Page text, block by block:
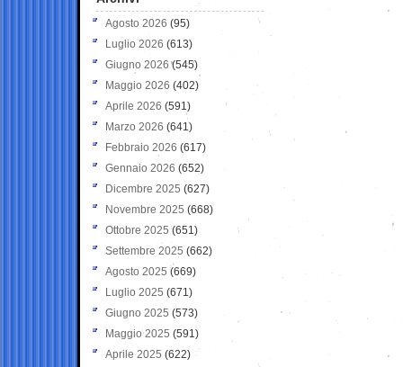
Agosto 2026 (95)
Luglio 2026 (613)
Giugno 2026 (545)
Maggio 2026 (402)
Aprile 2026 (591)
Marzo 2026 (641)
Febbraio 2026 (617)
Gennaio 2026 (652)
Dicembre 2025 (627)
Novembre 2025 (668)
Ottobre 2025 (651)
Settembre 2025 (662)
Agosto 2025 (669)
Luglio 2025 (671)
Giugno 2025 (573)
Maggio 2025 (591)
Aprile 2025 (622)